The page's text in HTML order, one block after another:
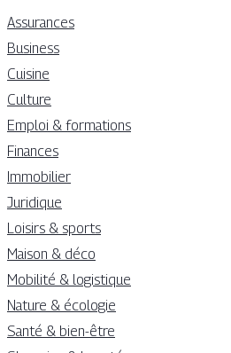
Assurances
Business
Cuisine
Culture
Emploi & formations
Finances
Immobilier
Juridique
Loisirs & sports
Maison & déco
Mobilité & logistique
Nature & écologie
Santé & bien-être